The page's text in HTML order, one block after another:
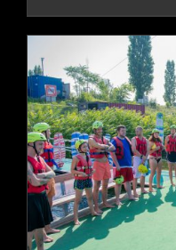
€80.00